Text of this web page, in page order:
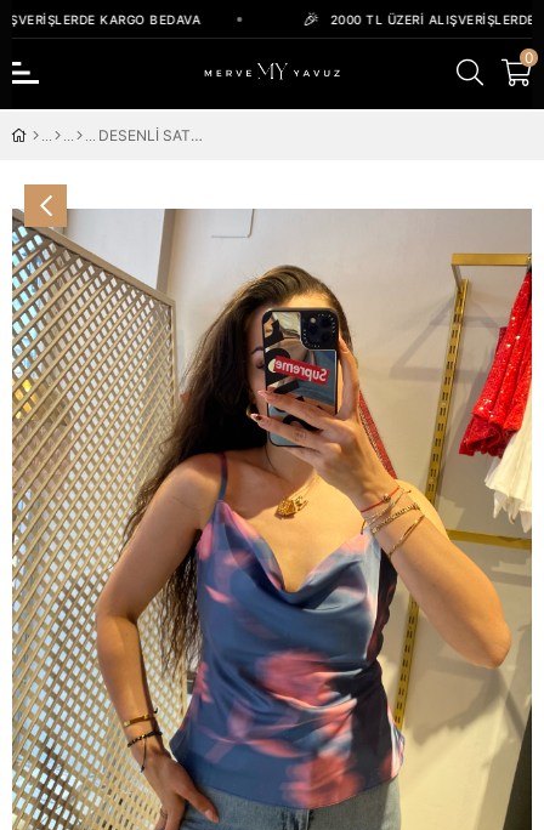
0
KARGO BEDAVA 2000 TL ÜZERI ALIŞVERIŞLERDE
DESENLİ SATEN BLUZ